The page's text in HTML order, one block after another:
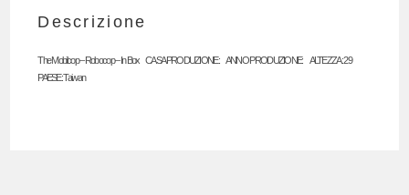
Descrizione
The Mobilcop – Robocop – In Box CASA PRODUZIONE: ANNO PRODUZIONE: ALTEZZA: 29
PAESE: Taiwan